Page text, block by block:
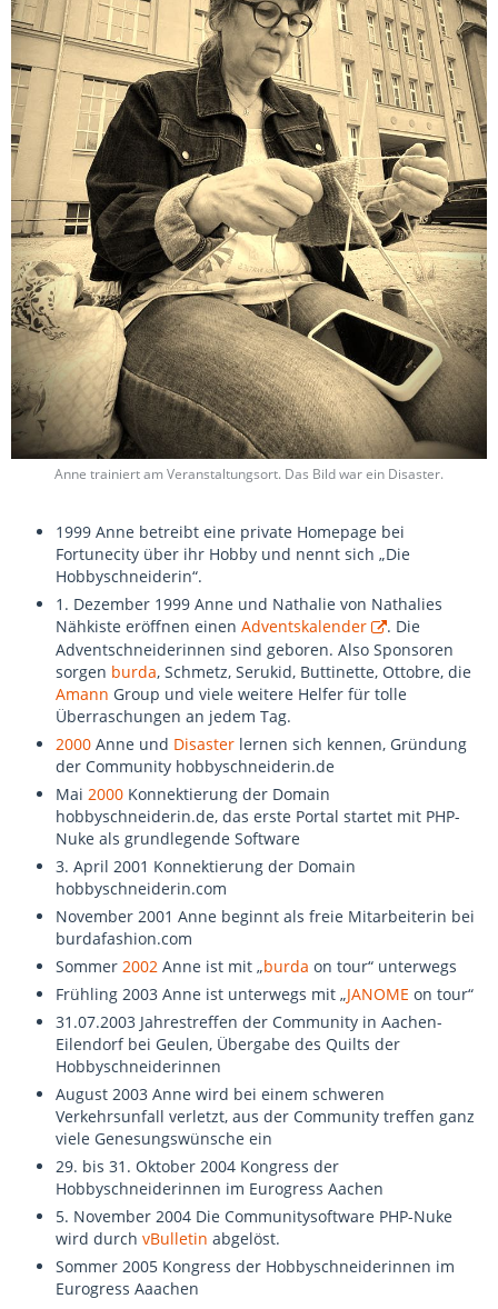
Anne trainiert am Veranstaltungsort. Das Bild war ein Disaster.
1999 Anne betreibt eine private Homepage bei
Fortunecity über ihr Hobby und nennt sich „Die
Hobbyschneiderin“.
1. Dezember 1999 Anne und Nathalie von Nathalies
Nähkiste eröffnen einen Adventskalender
. Die
Adventschneiderinnen sind geboren. Also Sponsoren
sorgen burda, Schmetz, Serukid, Buttinette, Ottobre, die
Amann Group und viele weitere Helfer für tolle
Überraschungen an jedem Tag.
2000 Anne und Disaster lernen sich kennen, Gründung
der Community hobbyschneiderin.de
Mai 2000 Konnektierung der Domain
hobbyschneiderin.de, das erste Portal startet mit PHP-
Nuke als grundlegende Software
3. April 2001 Konnektierung der Domain
hobbyschneiderin.com
November 2001 Anne beginnt als freie Mitarbeiterin bei
burdafashion.com
Sommer 2002 Anne ist mit „burda on tour“ unterwegs
Frühling 2003 Anne ist unterwegs mit „JANOME on tour“
31.07.2003 Jahrestreffen der Community in Aachen-
Eilendorf bei Geulen, Übergabe des Quilts der
Hobbyschneiderinnen
August 2003 Anne wird bei einem schweren
Verkehrsunfall verletzt, aus der Community treffen ganz
viele Genesungswünsche ein
29. bis 31. Oktober 2004 Kongress der
Hobbyschneiderinnen im Eurogress Aachen
5. November 2004 Die Communitysoftware PHP-Nuke
wird durch vBulletin abgelöst.
Sommer 2005 Kongress der Hobbyschneiderinnen im
Eurogress Aaachen